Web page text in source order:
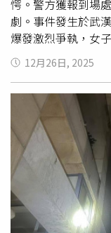
愕。警方獲報到場
劇。事件發生於武
爆發激烈爭執，女
票，並當場揮灑在
哭。現場雖有不少
敢靠近，反而掏出
獲報案後迅速派
眾合力撿拾現場散
缺失。經過警方調
行離開。此事件也
的行為表示驚訝，
Ｂ？」、「平安夜
快分手」、「平安
撿是真的」。
12月26日, 2025